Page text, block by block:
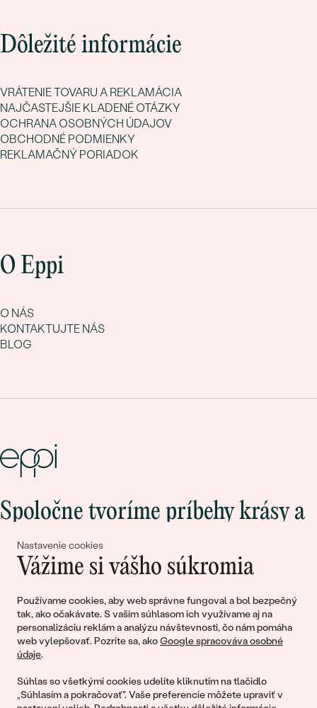
Nastavenie cookies
Vážime si vášho súkromia
Používame cookies, aby web správne fungoval a bol bezpečný
tak, ako očakávate. S vaším súhlasom ich využívame aj na
personalizáciu reklám a analýzu návštevnosti, čo nám pomáha
web vylepšovať. Pozrite sa, akoGoogle spracováva osobné
údaje.
Súhlas so všetkými cookies udelíte kliknutím na tlačidlo
„Súhlasím a pokračovať". Vaše preferencie môžete upraviť v
Dôležité informácie
VRÁTENIE TOVARU A REKLAMÁCIA
NAJČASTEJŠIE KLADENÉ OTÁZKY
OCHRANA OSOBNÝCH ÚDAJOV
OBCHODNÉ PODMIENKY
REKLAMAČNÝ PORIADOK
O Eppi
O NÁS
KONTAKTUJTE NÁS
BLOG
Spoločne tvoríme príbehy krásy a
lásky
Pripojte sa k nám!